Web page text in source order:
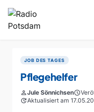
JOB DES TAGES
Pflegehelfer
personJule Sönnichsenschedule
updateAktualisiert am